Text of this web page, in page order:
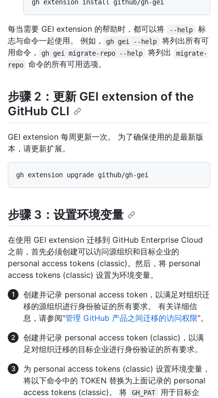
每当需要 GEI extension 的帮助时，都可以将 --help
标
志与命令一起使用。 例如，
gh gei --help
将列出所有可
用命令，
gh gei migrate-repo --help 将列出
migrate-
repo
命令的所有可用选项。
步骤 2：更新 GEI extension of the
GitHub CLI
GEI extension 每周更新一次。 为了确保使用的是最新版
本，请更新扩展。
步骤 3：设置环境变量
在使用 GEI extension 迁移到 GitHub Enterprise Cloud
之前，首先必须创建可以访问源组织和目标企业的
personal access tokens (classic)。然后，将 personal
access tokens (classic) 设置为环境变量。
创建并记录 personal access token，以满足对组织迁
移的源组织进行身份验证的所有要求。 有关详细信
息，请参阅“管理 GitHub 产品之间迁移的访问权限”。
创建并记录 personal access token (classic)，以满
足对组织迁移的目标企业进行身份验证的所有要求。
为 personal access tokens (classic) 设置环境变量，
将以下命令中的 TOKEN 替换为上面记录的 personal
access tokens (classic)。 将
GH_PAT
用于目标企